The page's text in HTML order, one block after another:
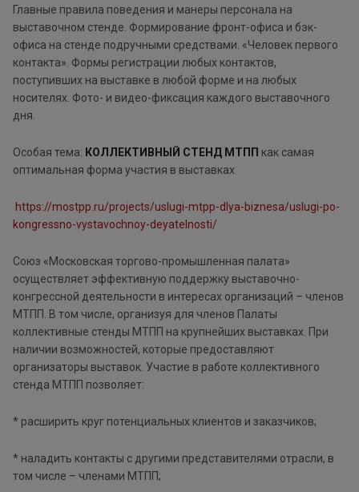
Главные правила поведения и манеры персонала на
выставочном стенде. Формирование фронт-офиса и бэк-
офиса на стенде подручными средствами. «Человек первого
контакта». Формы регистрации любых контактов,
поступивших на выставке в любой форме и на любых
носителях. Фото- и видео-фиксация каждого выставочного
дня.
Особая тема: КОЛЛЕКТИВНЫЙ СТЕНД МТПП как самая
оптимальная форма участия в выставках
https://mostpp.ru/projects/uslugi-mtpp-dlya-biznesa/uslugi-po-
kongressno-vystavochnoy-deyatelnosti/
Союз «Московская торгово-промышленная палата»
осуществляет эффективную поддержку выставочно-
конгрессной деятельности в интересах организаций – членов
МТПП. В том числе, организуя для членов Палаты
коллективные стенды МТПП на крупнейших выставках. При
наличии возможностей, которые предоставляют
организаторы выставок. Участие в работе коллективного
стенда МТПП позволяет:
* расширить круг потенциальных клиентов и заказчиков;
* наладить контакты с другими представителями отрасли, в
том числе – членами МТПП;